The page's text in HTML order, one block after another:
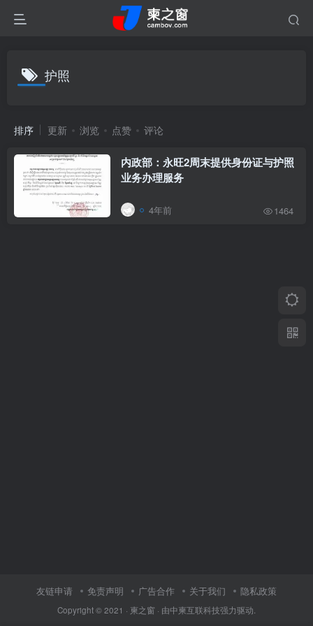
护照
排序 更新 浏览 点赞 评论
内政部：永旺2周末提供身份证与护照
业务办理服务
4年前 1464
友链申请 免责声明 广告合作 关于我们 隐私政策
Copyright © 2021 · 柬之窗 · 由中柬互联科技强力驱动.